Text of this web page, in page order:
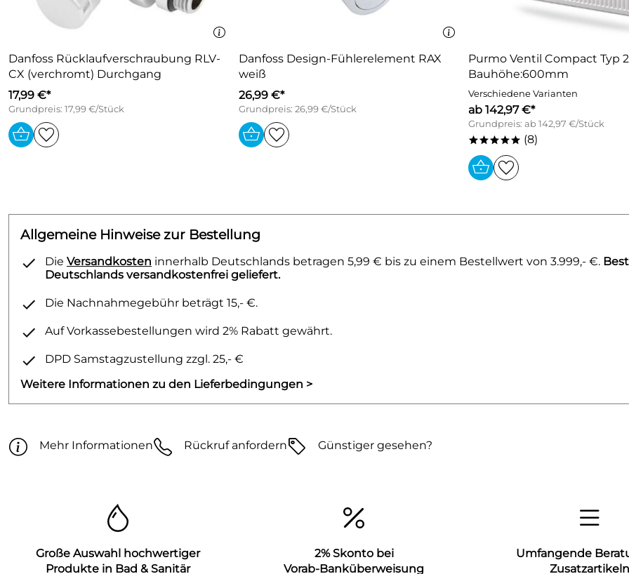
Danfoss Rücklaufverschraubung RLV-
CX (verchromt) Durchgang
17,99 €*
Grundpreis: 17,99 €/Stück
Danfoss Design-Fühlerelement RAX
weiß
26,99 €*
Grundpreis: 26,99 €/Stück
Purmo Ventil Compact Typ
Bauhöhe:600mm
Verschiedene Varianten
ab 142,97 €*
Grundpreis: ab 142,97 €/Stück
***** (8)
Allgemeine Hinweise zur Bestellung
Die Versandkosten innerhalb Deutschlands betragen 5,99 € bis zu einem Bestellwert von 3.999,- €.
Deutschlands versandkostenfrei geliefert.
Die Nachnahmegebühr beträgt 15,- €.
Auf Vorkassebestellungen wird 2% Rabatt gewährt.
DPD Samstagzustellung zzgl. 25,- €
Weitere Informationen zu den Lieferbedingungen >
Mehr Informationen Rückruf anfordern Günstiger gesehen?
Große Auswahl hochwertiger
Produkte in Bad & Sanitär
2% Skonto bei
Vorab-Banküberweisung
Umfangende
Zusatzartikeln